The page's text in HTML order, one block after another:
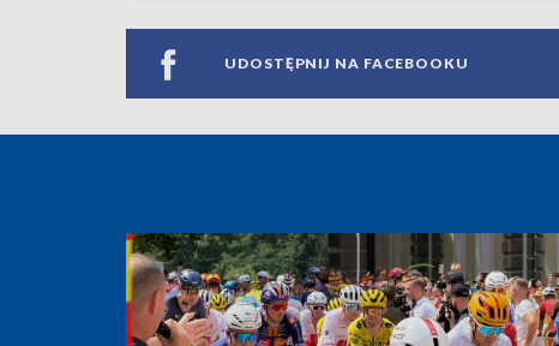
UDOSTĘPNIJ NA FACEBOOKU